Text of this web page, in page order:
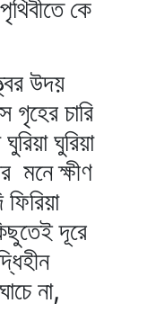
কে
উদয়
চারি
ঘুরিয়া
মনে ক্ষীণ
দূরে
না,